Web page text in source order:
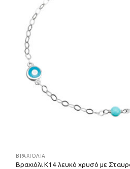
ΒΡΑΧΙΌΛΙΑ
Βραχιόλι Κ14 λευκό χρυσό με